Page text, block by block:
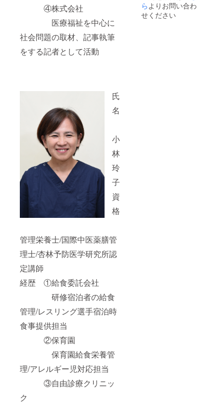
④株式会社
医療福祉を中心に
社会問題の取材、記事執筆
をする記者として活動
氏
名
小
林
玲
子
資
格
管理栄養士/国際中医薬膳管
理士/杏林予防医学研究所認
定講師
経歴 ①給食委託会社
研修宿泊者の給食
管理/レスリング選手宿泊時
食事提供担当
②保育園
保育園給食栄養管
理/アレルギー児対応担当
③自由診療クリニッ
ク
ら よりお問い合わ
せください